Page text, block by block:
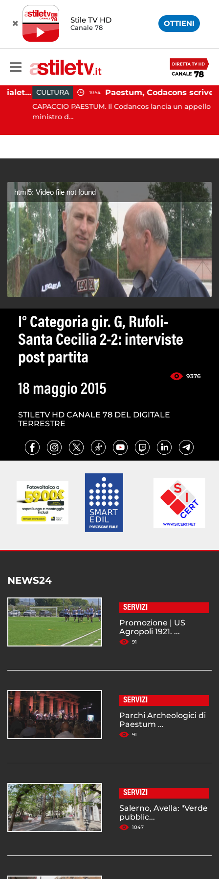
Stile TV HD
Canale 78 OTTIENI
Martina Carbonaro, braccialetto elettronico per i genitori della 14enne uccisa dall'ex CULTURA 10:54
CAPACCIO PAESTUM. Il Codancos lancia un appello al
ministro d...
html5: Video file not found
I° Categoria gir. G, Rufoli-
Santa Cecilia 2-2: interviste
post partita
9376
18 maggio 2015
STILETV HD CANALE 78 DEL DIGITALE
TERRESTRE
NEWS24
SERVIZI
Promozione | US
Agropoli 1921. ...
91
SERVIZI
Parchi Archeologici di
Paestum ...
91
SERVIZI
Salerno, Avella: "Verde
pubblic...
1047